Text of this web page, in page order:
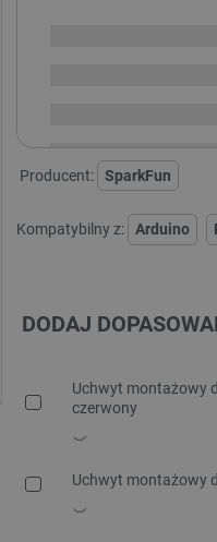
Producent: SparkFun
Kompatybilny z: Arduino
DODAJ
Uchwyt montażowy
czerwony
Uchwyt montażowy